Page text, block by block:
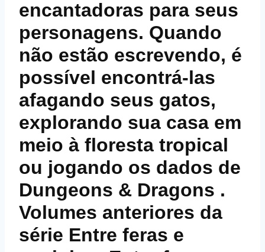
encantadoras para seus
personagens. Quando
não estão escrevendo, é
possível encontrá-las
afagando seus gatos,
explorando sua casa em
meio à floresta tropical
ou jogando os dados de
Dungeons & Dragons .
Volumes anteriores da
série Entre feras e